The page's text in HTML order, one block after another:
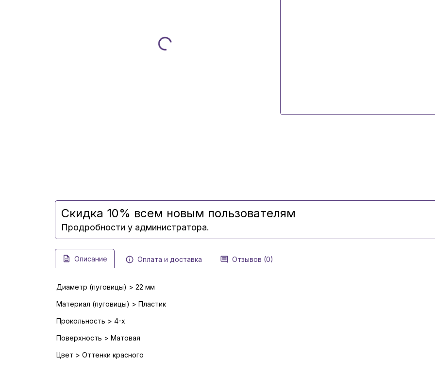
Скидка 10% всем новым пользователям
Продробности у администратора.
Описание Оплата и доставка Отзывов (0)
Диаметр (пуговицы) > 22 мм
Материал (пуговицы) > Пластик
Прокольность > 4-х
Поверхность > Матовая
Цвет > Оттенки красного